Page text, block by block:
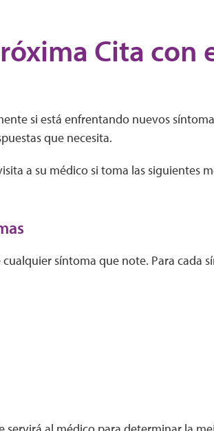
Cita con
si está enfrentando nuevos
que necesita.
a su médico si toma las siguientes
síntoma que note. Para cada